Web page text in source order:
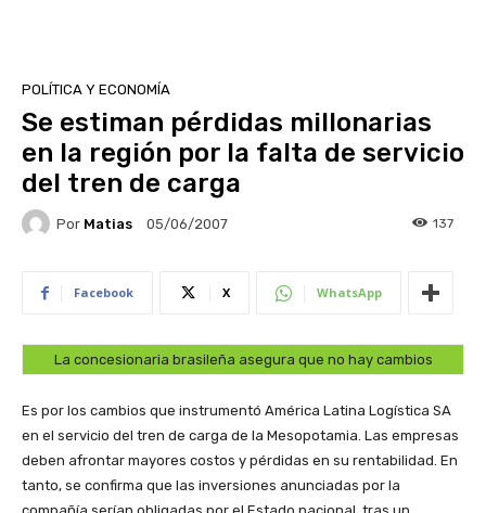
POLÍTICA Y ECONOMÍA
Se estiman pérdidas millonarias
en la región por la falta de servicio
del tren de carga
Por Matias 05/06/2007 137
Facebook X WhatsApp
La concesionaria brasileña asegura que no hay cambios
Es por los cambios que instrumentó América Latina Logística SA
en el servicio del tren de carga de la Mesopotamia. Las empresas
deben afrontar mayores costos y pérdidas en su rentabilidad. En
tanto, se confirma que las inversiones anunciadas por la